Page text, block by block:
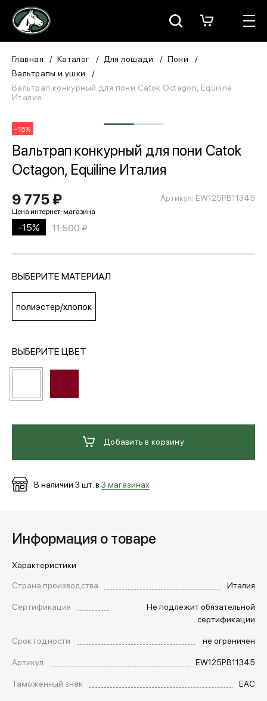
Москва
Для всадника
ЗООТОВАРЫ
Для собаки
Сувениры/Подарки
МЕДИА
+7 (495) 139-66-00
Главная Каталог Для лошади
Пони
Вальтрапы и ушки
Вальтрап конкурный для пони Catok Octagon, Equiline
Италия
-15%
Вальтрап конкурный для пони Catok
Octagon, Equiline Италия
Артикул: EW125PB11345
9 775 ₽
-15% 11 500 ₽
ВЫБЕРИТЕ МАТЕРИАЛ
полиэстер/хлопок
ВЫБЕРИТЕ ЦВЕТ
Добавить в корзину
В наличии 3 шт. в 3 магазинах
Информация о товаре
Характеристики
Страна производства
Италия
Сертификация
Не подлежит обязательной
сертификации
Срок годности
не ограничен
Артикул
EW125PB11345
Таможенный знак
EAC